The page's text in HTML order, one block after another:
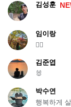
김성훈
임이랑
🙋‍♀️
김준엽
🐰
박수연
행복하게